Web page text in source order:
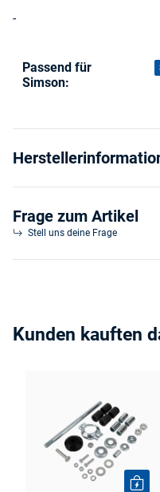
-
Produkteigenschaft
Wert
Passend für
Simson:
Frage zum Artikel
Stell uns deine Frage
Kunden kauften